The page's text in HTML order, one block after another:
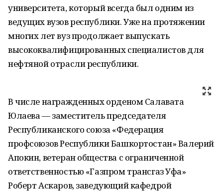
университета, который всегда был одним из
ведущих вузов республики. Уже на протяжении
многих лет вуз продолжает выпускать
высококвалифицированных специалистов для
нефтяной отрасли республики.
В числе награжденных орденом Салавата
Юлаева — заместитель председателя
Республиканского союза «Федерация
профсоюзов Республики Башкортостан» Валерий
Апокин, ветеран общества с ограниченной
ответственностью «Газпром трансгаз Уфа»
Роберт Аскаров, заведующий кафедрой